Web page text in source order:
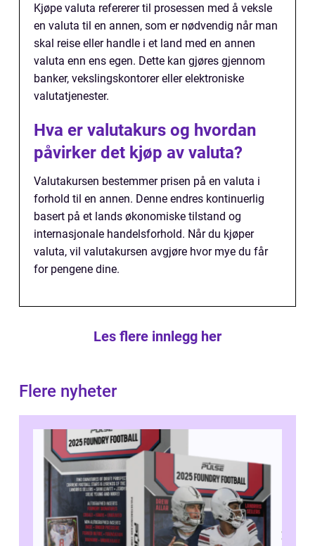
Kjøpe valuta refererer til prosessen med å veksle
en valuta til en annen, som er nødvendig når man
skal reise eller handle i et land med en annen
valuta enn ens egen. Dette kan gjøres gjennom
banker, vekslingskontorer eller elektroniske
valutatjenester.
Hva er valutakurs og hvordan
påvirker det kjøp av valuta?
Valutakursen bestemmer prisen på en valuta i
forhold til en annen. Denne endres kontinuerlig
basert på et lands økonomiske tilstand og
internasjonale handelsforhold. Når du kjøper
valuta, vil valutakursen avgjøre hvor mye du får
for pengene dine.
Les flere innlegg her
Flere nyheter